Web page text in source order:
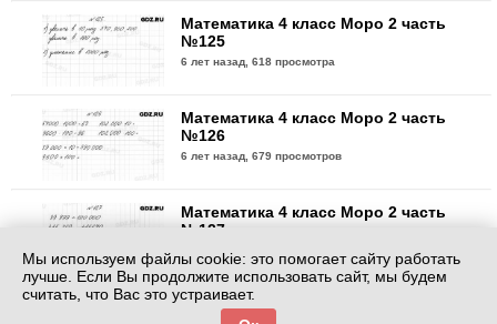
Математика 4 класс Моро 2 часть
№125
6 лет назад,618 просмотра
Математика 4 класс Моро 2 часть
№126
6 лет назад,679 просмотров
Математика 4 класс Моро 2 часть
№127
Математика 4 класс Моро 2 часть
Мы используем файлы cookie: это помогает сайту работать
лучше. Если Вы продолжите использовать сайт, мы будем
считать, что Вас это устраивает.